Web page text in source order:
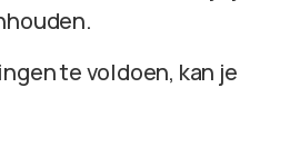
te voldoen, kan je